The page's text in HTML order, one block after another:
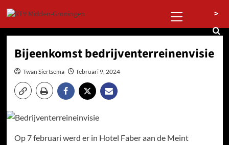
naar
de
inhoud
menu
>
Bijeenkomst bedrijventerreinenvisie
Twan Siertsema februari 9, 2024
Op 7 februari werd er in Hotel Faber aan de Meint